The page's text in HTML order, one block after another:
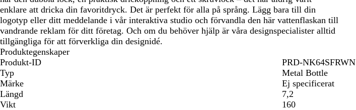
enklare att dricka din favoritdryck. Det är perfekt för alla på språng. Lägg bara till din
logotyp eller ditt meddelande i vår interaktiva studio och förvandla den här vattenflaskan till
vandrande reklam för ditt företag. Och om du behöver hjälp är våra designspecialister alltid
tillgängliga för att förverkliga din designidé.
Produktegenskaper
Produkt-ID
PRD-NK64SFRWN
Typ
Metal Bottle
Märke
Ej specificerat
Längd
7,2
Vikt
160